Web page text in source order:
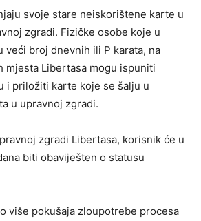
svoje stare neiskorištene karte u
zgradi. Fizičke osobe koje u
veći broj dnevnih ili P karata, na
mjesta Libertasa mogu ispuniti
i priložiti karte koje se šalju u
u upravnoj zgradi.
zgradi Libertasa, korisnik će u
biti obaviješten o statusu
više pokušaja zloupotrebe procesa